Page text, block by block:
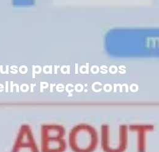
para Idosos
Preço: Como